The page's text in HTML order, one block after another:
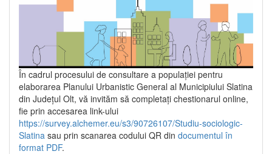
În cadrul procesului de consultare a populaţiei pentru
elaborarea Planului Urbanistic General al Municipiului Slatina
din Județul Olt, vă invităm să completați chestionarul online,
fie prin accesarea link-ului
https://survey.alchemer.eu/s3/90726107/Studiu-sociologic-
Slatina sau prin scanarea codului QR din documentul în
format PDF.